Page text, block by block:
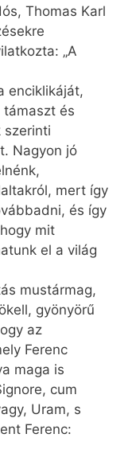
Thomas Karl
„A
enciklikáját,
támaszt és
szerinti
Nagyon jó
mert így
és így
mit
el a világ
mustármag,
gyönyörű
az
Ferenc
maga is
cum
Uram, s
Ferenc: